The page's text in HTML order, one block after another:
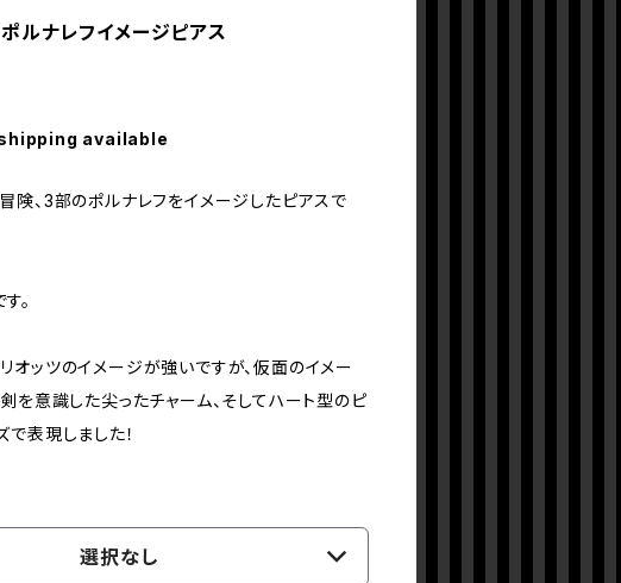
ポルナレフイメージピアス
available
険、3部のポルナレフをイメージしたピアスで
。
オッツのイメージが強いですが、仮面のイメー
剣を意識した尖ったチャーム、そしてハート型のピ
で表現しました！
選択なし